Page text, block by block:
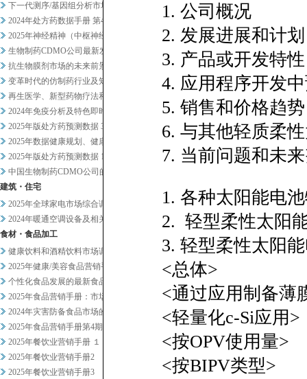
下一代测序/基因组分析市场20...
2024年处方药数据手册 第4...
2025年神经精神（中枢神经系...
生物制药CDMO公司最新发展趋...
抗生物膜剂市场的未来前景
变革时代的仿制药行业及知名企业...
再生医学、新型药物疗法和药物研...
2024年免疫分析及特色即时检...
2025年版处方药预测数据 3
2025年数据健康规划、健康管...
2025年版处方药预测数据 1
中国生物制药CDMO公司的战略...
建筑・住宅
2025年全球家电市场综合调查
2024年暖通空调设备及相关业...
食材・食品加工
健康饮料和酒精饮料市场调查
2025年健康/美容食品营销手...
个性化食品发展的最新食品科技趋...
2025年食品营销手册：市场总...
2024年灾害防备食品市场的现...
2025年食品营销手册第4期
2025年餐饮业营销手册 １
2025年餐饮业营销手册2
2025年餐饮业营销手册3
1. 公司概况
2. 发展进展和计划
3. 产品或开发特性
4. 应用程序开发
5. 销售和价格趋势
6. 与其他轻质柔
7. 当前问题和未
1. 各种太阳能电
2. 轻型柔性太阳
3. 轻型柔性太阳
<总体>
<通过应用制备薄
<轻量化c-Si应用>
<按OPV使用量>
<按BIPV类型>